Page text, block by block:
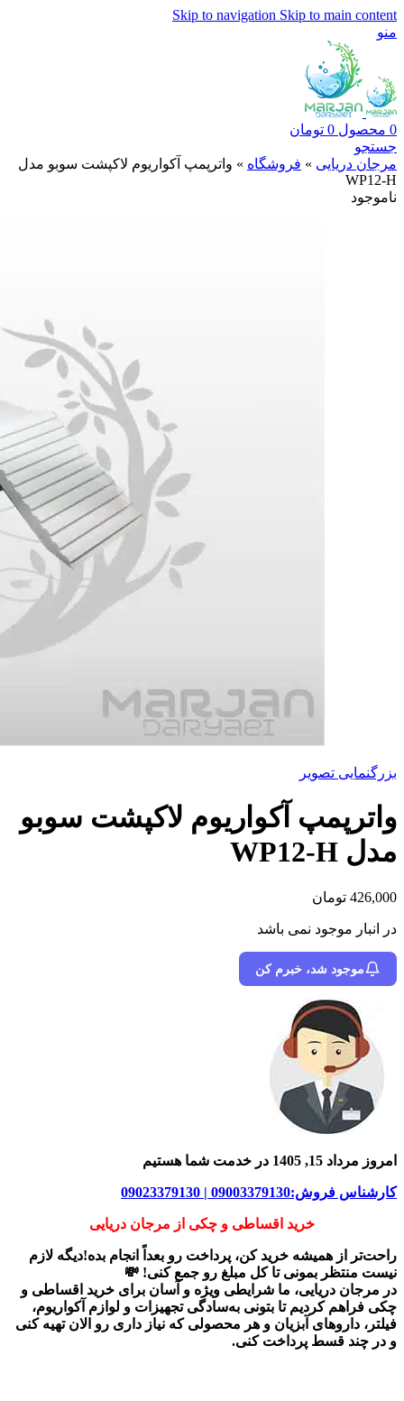
Skip to navigation Skip to main content
منو
0 محصول 0 تومان
جستجو
مرجان دریایی » فروشگاه » واترپمپ آکواریوم لاکپشت سوبو مدل
WP12-H
ناموجود
بزرگنمایی تصویر
واترپمپ آکواریوم لاکپشت سوبو
مدل WP12-H
426,000 تومان
در انبار موجود نمی باشد
موجود شد، خبرم کن
امروز مرداد 15, 1405 در خدمت شما هستیم
کارشناس فروش:09003379130 | 09023379130
خرید اقساطی و چکی از مرجان دریایی
راحت‌تر از همیشه خرید کن، پرداخت رو بعداً انجام بده!دیگه لازم
نیست منتظر بمونی تا کل مبلغ رو جمع کنی! 💸
در مرجان دریایی، ما شرایطی ویژه و آسان برای خرید اقساطی و
چکی فراهم کردیم تا بتونی به‌سادگی تجهیزات و لوازم آکواریوم،
فیلتر، داروهای آبزیان و هر محصولی که نیاز داری رو الان تهیه کنی
و در چند قسط پرداخت کنی.